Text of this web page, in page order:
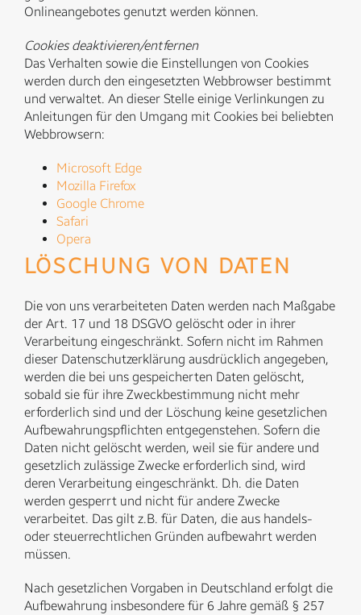
Onlineangebotes genutzt werden können.
Cookies deaktivieren/entfernen
Das Verhalten sowie die Einstellungen von Cookies
werden durch den eingesetzten Webbrowser bestimmt
und verwaltet. An dieser Stelle einige Verlinkungen zu
Anleitungen für den Umgang mit Cookies bei beliebten
Webbrowsern:
Microsoft Edge
Mozilla Firefox
Google Chrome
Safari
Opera
LÖSCHUNG VON DATEN
Die von uns verarbeiteten Daten werden nach Maßgabe
der Art. 17 und 18 DSGVO gelöscht oder in ihrer
Verarbeitung eingeschränkt. Sofern nicht im Rahmen
dieser Datenschutzerklärung ausdrücklich angegeben,
werden die bei uns gespeicherten Daten gelöscht,
sobald sie für ihre Zweckbestimmung nicht mehr
erforderlich sind und der Löschung keine gesetzlichen
Aufbewahrungspflichten entgegenstehen. Sofern die
Daten nicht gelöscht werden, weil sie für andere und
gesetzlich zulässige Zwecke erforderlich sind, wird
deren Verarbeitung eingeschränkt. D.h. die Daten
werden gesperrt und nicht für andere Zwecke
verarbeitet. Das gilt z.B. für Daten, die aus handels-
oder steuerrechtlichen Gründen aufbewahrt werden
müssen.
Nach gesetzlichen Vorgaben in Deutschland erfolgt die
Aufbewahrung insbesondere für 6 Jahre gemäß § 257